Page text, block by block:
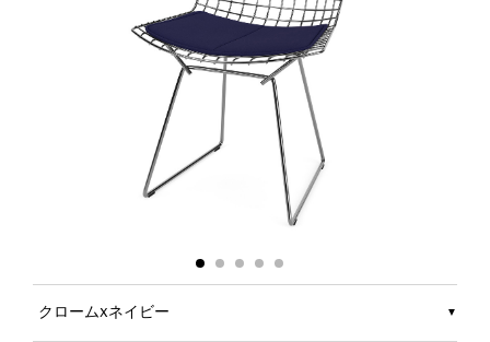
クロームxネイビー